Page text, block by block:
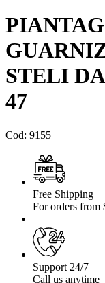
STELI
47
Cod: 9155
Free Shipping
For orders from
Support 24/7
Call us anytime